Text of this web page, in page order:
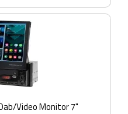
Video Monitor 7"